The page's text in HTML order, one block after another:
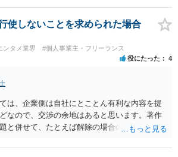
、事務所側と交渉にあたってもらう方法もあ
）「⼈材分野における公正取引委員会の取
５日 公正取引委員会）６頁 https://www.jftc.g
使しないことを求められた場合
ンタメ業界 #個人事業主・フリーランス
役にたった 4
は、企業側は自社にとことん有利な内容を提
なので、交渉の余地はあると思います。著作
と併せて、たとえば解除の場合のクリエータ
では一方的な委任契約の解除には、必要に応